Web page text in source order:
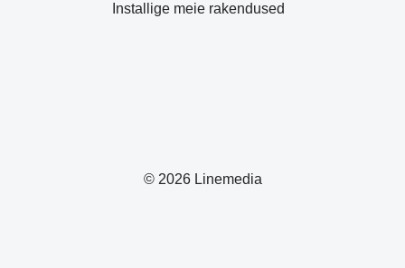
© 2026 Linemedia
Installige meie rakendused